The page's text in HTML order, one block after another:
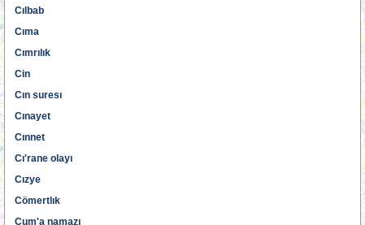
Cılbab
Cıma
Cımrılık
Cin
Cın suresı
Cınayet
Cınnet
Cı'rane olayı
Cızye
Cömertlık
Cum'a namazı